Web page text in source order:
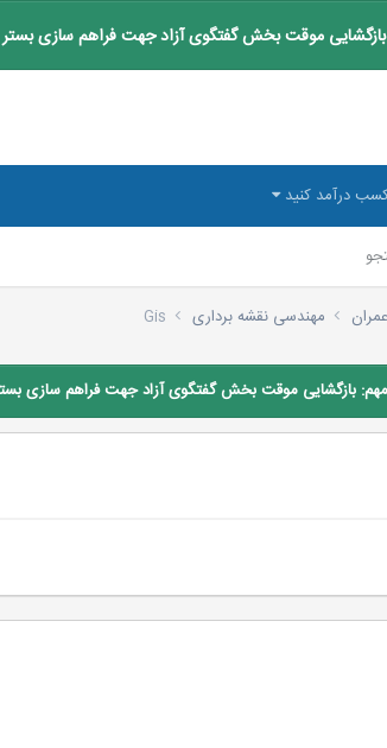
موقت بخش گفتگوی آزاد جهت فراهم سازی بستر
درآمد کنید
مهندسی نقشه برداری Gis
بازگشایی موقت بخش گفتگوی آزاد جهت فراهم سازی بستر